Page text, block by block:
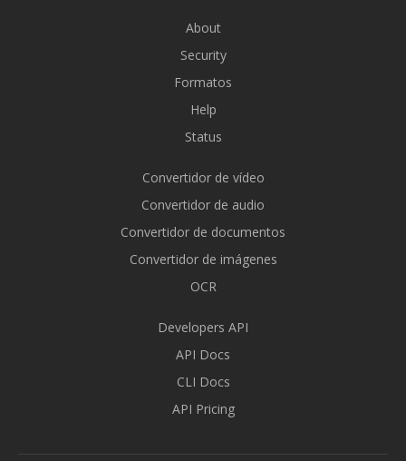
About
Security
Formatos
Help
Status
Convertidor de vídeo
Convertidor de audio
Convertidor de documentos
Convertidor de imágenes
OCR
Developers API
API Docs
CLI Docs
API Pricing